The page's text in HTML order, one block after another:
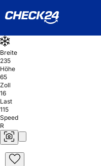
Breite
235
Höhe
65
Zoll
16
Last
115
Speed
R